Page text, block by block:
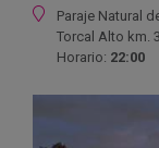
Ubicación
Paraje Natural
Torcal Alto km.
Horario: 22:00